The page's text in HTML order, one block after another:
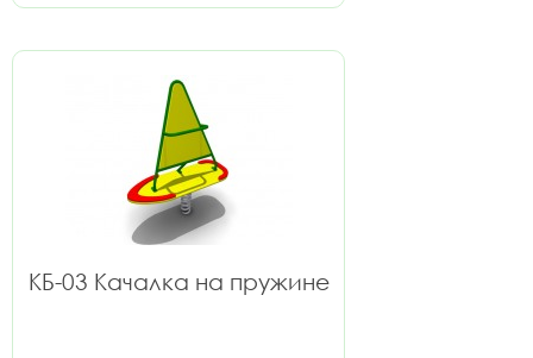
КБ-03 Качалка на пружине